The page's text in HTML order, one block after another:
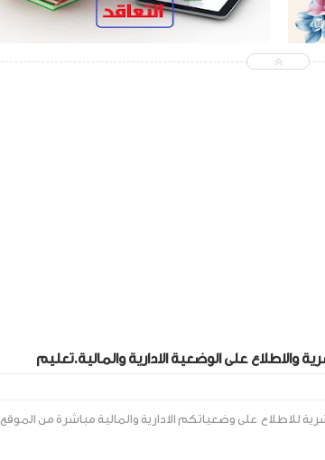
والاطلاع على الوضعية الادارية والمالية.تعليم
للاطلاع على وضعياتكم الادارية والمالية مباشرة من الموقع